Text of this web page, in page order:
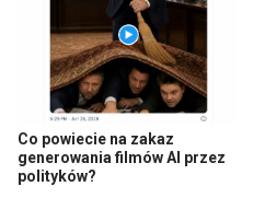
Co powiecie na zakaz
generowania filmów AI przez
polityków?